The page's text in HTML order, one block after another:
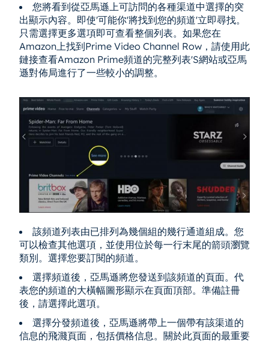
您將看到從亞馬遜上可訪問的各種渠道中選擇的突
出顯示內容。即使'可能你'將找到您的頻道'立即尋找。
只需選擇更多選項即可查看整個列表。如果您在
Amazon上找到Prime Video Channel Row，請使用此
鏈接查看Amazon Prime頻道的完整列表'S網站或亞馬
遜對佈局進行了一些較小的調整。
該頻道列表由已排列為幾個組的幾行通道組成。您
可以檢查其他選項，並使用位於每一行末尾的箭頭瀏覽
類別。選擇您要訂閱的頻道。
選擇頻道後，亞馬遜將您發送到該頻道的頁面。代
表您的頻道的大橫幅圖形顯示在頁面頂部。準備註冊
後，請選擇此選項。
選擇分發頻道後，亞馬遜將帶上一個帶有該渠道的
信息的飛濺頁面，包括價格信息。關於此頁面的最重要